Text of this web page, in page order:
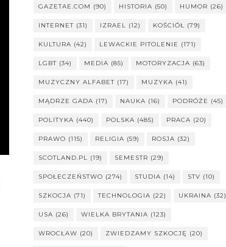
GAZETAE.COM (90) HISTORIA (50) HUMOR (26)
INTERNET(31) IZRAEL (12) KOŚCIÓŁ (79)
KULTURA (42) LEWACKIE PITOLENIE (171)
LGBT(34) MEDIA (85) MOTORYZACJA (63)
MUZYCZNY ALFABET(17) MUZYKA (41)
MĄDRZE GADA (17) NAUKA (16) PODRÓŻE (45)
POLITYKA (440) POLSKA (485) PRACA (20)
PRAWO (115) RELIGIA (59) ROSJA (32)
SCOTLAND.PL (19) SEMESTR (29)
SPOŁECZEŃSTWO (274) STUDIA (14) STV (10)
SZKOCJA (71) TECHNOLOGIA (22) UKRAINA (32)
USA (26) WIELKA BRYTANIA (123)
WROCŁAW (20) ZWIEDZAMY SZKOCJĘ (20)